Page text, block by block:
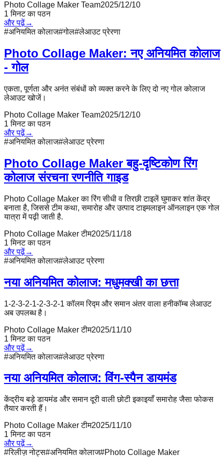
Photo Collage Maker Team2025/12/10
1 मिनट का पठन
और पढ़ें→
#अनियमित कोलाज#गोल#लेआउट प्रेरणा
Photo Collage Maker: नए अनियमित कोलाज
- गोल
एकता, पूर्णता और अनंत संबंधों को व्यक्त करने के लिए दो नए गोल कोलाज
लेआउट खोजें।
Photo Collage Maker Team2025/12/10
1 मिनट का पठन
और पढ़ें→
#अनियमित कोलाज#लेआउट प्रेरणा
Photo Collage Maker बहु-दृष्टिकोण रिंग
कोलाज संरचना रणनीति गाइड
Photo Collage Maker का रिंग सीधी व तिरछी टाइलें घुमाकर शांत केंद्र
बनाता है, जिससे टीम कथा, समारोह और उत्पाद टाइमलाइन ऑनलाइन एक गोल
यात्रा में पढ़ी जाती है.
Photo Collage Maker टीम2025/11/18
1 मिनट का पठन
और पढ़ें→
#अनियमित कोलाज#लेआउट प्रेरणा
नया अनियमित कोलाज: मधुमक्खी का छत्ता
1-2-3-2-1-2-3-2-1 कॉलम रिद्म और समान अंतर वाला हनीकॉम्ब लेआउट
अब उपलब्ध है।
Photo Collage Maker टीम2025/11/10
1 मिनट का पठन
और पढ़ें→
#अनियमित कोलाज#लेआउट प्रेरणा
नया अनियमित कोलाज: विंग-स्पैन डायमंड
केंद्रीय बड़े डायमंड और समान दूरी वाली छोटी इकाइयाँ समारोह जैसा फोकस
तैयार करती हैं।
Photo Collage Maker टीम2025/11/10
1 मिनट का पठन
और पढ़ें→
#रिलीज़ नोट्स#अनियमित कोलाज#Photo Collage Maker